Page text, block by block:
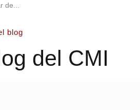
de...
blog
del CMI